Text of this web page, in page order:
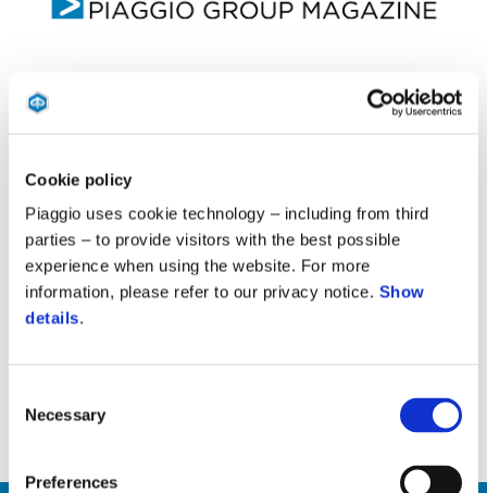
Cookie policy
Piaggio uses cookie technology – including from third
parties – to provide visitors with the best possible
experience when using the website. For more
information, please refer to our privacy notice. Show
details.
Selection
Necessary
Preferences
Majalah digital Wide tersedia dalam bahasa Inggris dan Italia
dan juga hadir dalam versi yang ramah seluler. Wide dirancang
untuk penjelajahan yang mudah di hampir seluruh perangkat
desktop dan semua sistem operasi untuk versi tablet dan
ponsel pintar terbaru pada umumnya.
produk dan aksesori dari Piaggio Group dapat dibagikan
melalui Facebook, Twitter, LinkedIn, dan email.